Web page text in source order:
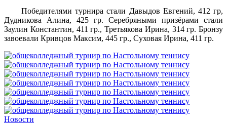
Победителями турнира стали Давыдов Евгений, 412 гр,
Дудникова Алина, 425 гр. Серебряными призёрами стали
Заулин Константин, 411 гр., Третьякова Ирина, 314 гр. Бронзу
завоевали Кривцов Максим, 445 гр., Суховая Ирина, 411 гр.
Новости